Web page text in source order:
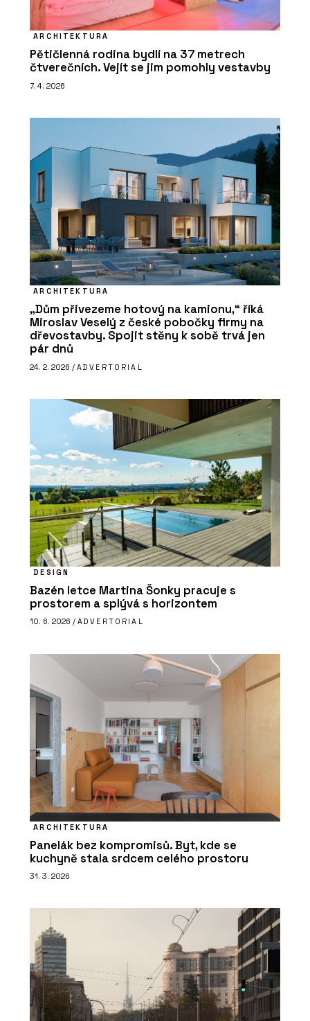
ARCHITEKTURA
Pětičlenná rodina bydlí na 37 metrech
čtverečních. Vejít se jim pomohly vestavby
7. 4. 2026
ARCHITEKTURA
„Dům přivezeme hotový na kamionu,“ říká
Miroslav Veselý z české pobočky firmy na
dřevostavby. Spojit stěny k sobě trvá jen
pár dnů
24. 2. 2026 / ADVERTORIAL
DESIGN
Bazén letce Martina Šonky pracuje s
prostorem a splývá s horizontem
10. 6. 2026 / ADVERTORIAL
ARCHITEKTURA
Panelák bez kompromisů. Byt, kde se
kuchyně stala srdcem celého prostoru
31. 3. 2026